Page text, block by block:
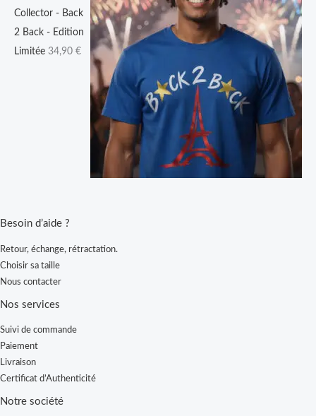
Collector - Back
2 Back - Edition
Limitée 34,90 €
Besoin d’aide ?
Retour, échange, rétractation.
Choisir sa taille
Nous contacter
Nos services
Suivi de commande
Paiement
Livraison
Certificat d’Authenticité
Notre société